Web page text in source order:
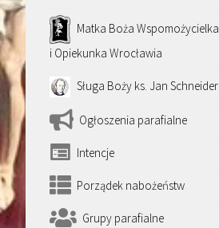
Matka Boża Wspomożycielka
i Opiekunka Wrocławia
Sługa Boży ks. Jan Schneider
Ogłoszenia parafialne
Intencje
Porządek nabożeństw
Grupy parafialne